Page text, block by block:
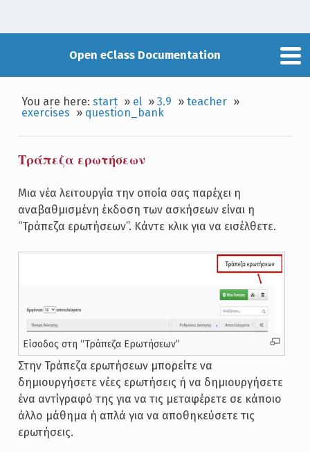
Open eClass Documentation
You are here:start » el »3.9 »teacher »
exercises » question_bank
Τράπεζα ερωτήσεων
Μια νέα λειτουργία την οποία σας παρέχει η
αναβαθμισμένη έκδοση των ασκήσεων είναι η
“Τράπεζα ερωτήσεων”. Κάντε κλικ για να εισέλθετε.
Είσοδος στη “Τράπεζα Ερωτήσεων”
Στην Τράπεζα ερωτήσεων μπορείτε να
δημιουργήσετε νέες ερωτήσεις ή να δημιουργήσετε
ένα αντίγραφό της για να τις μεταφέρετε σε κάποιο
άλλο μάθημα ή απλά για να αποθηκεύσετε τις
ερωτήσεις.